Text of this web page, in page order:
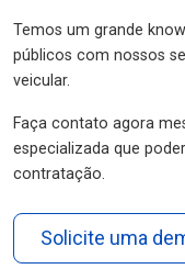
Temos um grande
públicos com nossos
veicular.
Faça contato agora
especializada que
contratação.
Solicite uma